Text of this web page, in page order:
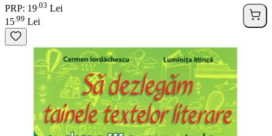
PRP: 19 03 Lei
15 99 Lei